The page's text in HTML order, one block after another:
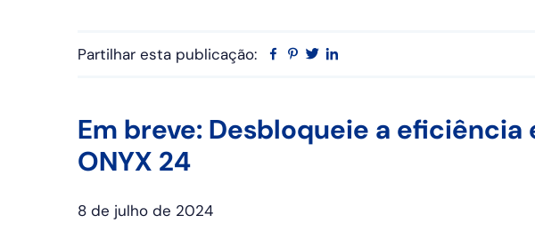
Partilhar esta publicação: Facebook
Pinterest
Twitter
Em breve: Desbloqueie a eficiência
ONYX 24
8 de julho de 2024